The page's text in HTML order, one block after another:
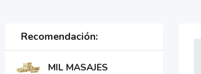
Recomendación:
MIL MASAJES